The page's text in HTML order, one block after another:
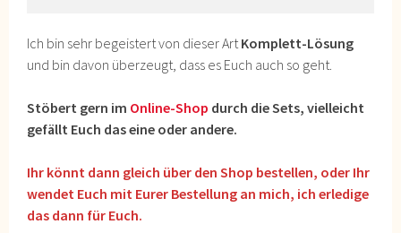
Ich bin sehr begeistert von dieser Art Komplett-Lösung
und bin davon überzeugt, dass es Euch auch so geht.
Stöbert gern im Online-Shop durch die Sets, vielleicht
gefällt Euch das eine oder andere.
Ihr könnt dann gleich über den Shop bestellen, oder Ihr
wendet Euch mit Eurer Bestellung an mich, ich erledige
das dann für Euch.